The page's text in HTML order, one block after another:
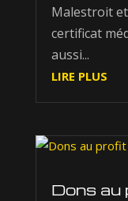
Malestroit
certificat
aussi...
LIRE PLUS
Dons au